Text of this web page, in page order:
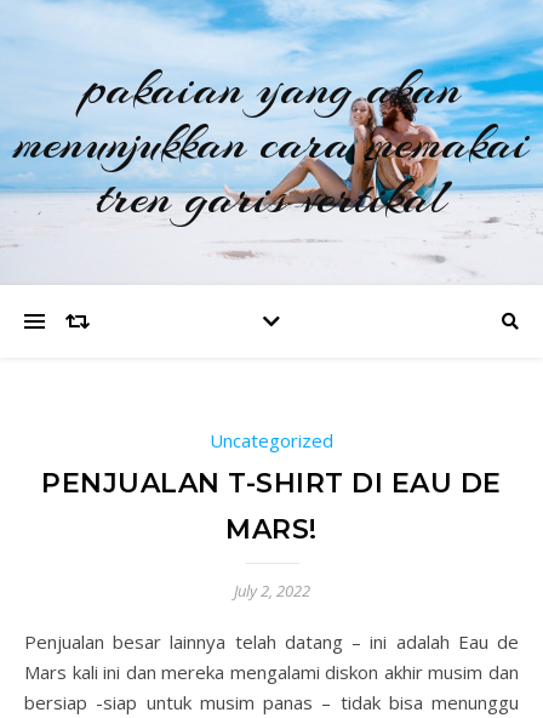
pakaian yang akan
menunjukkan cara memakai
tren garis vertikal
Uncategorized
PENJUALAN T-SHIRT DI EAU DE
MARS!
July 2, 2022
Penjualan besar lainnya telah datang – ini adalah Eau de
Mars kali ini dan mereka mengalami diskon akhir musim dan
bersiap -siap untuk musim panas – tidak bisa menunggu